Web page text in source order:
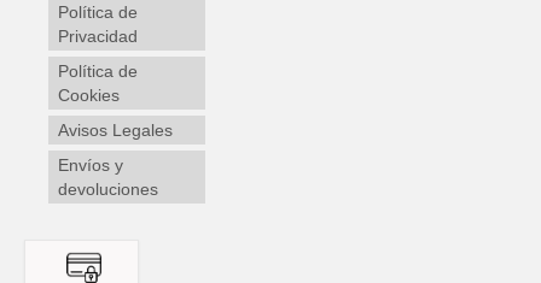
Política de
Privacidad
Política de
Cookies
Avisos Legales
Envíos y
devoluciones